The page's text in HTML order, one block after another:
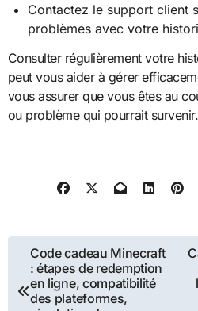
Contactez le support client
problèmes avec votre
Consulter régulièrement votre
peut vous aider à gérer
vous assurer que vous êtes au
ou problème qui pourrait survenir.
Post
navigation
Code cadeau Minecraft
: étapes de redemption
en ligne, compatibilité
des plateformes,